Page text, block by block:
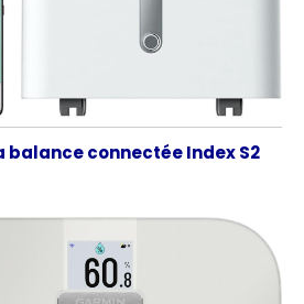
balance connectée Index S2